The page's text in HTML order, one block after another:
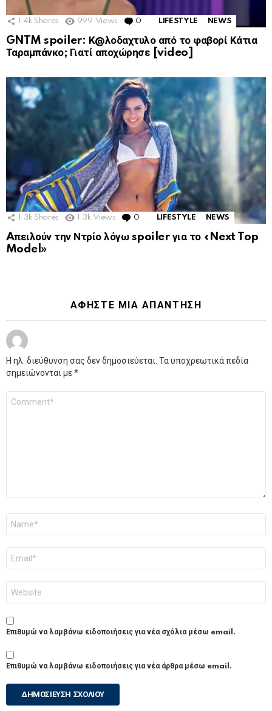
1.4k Shares 999 Views 0 Comments
LIFESTYLE NEWS
GNTM spoiler: Κ@λοδαχτυλο από το φαβορί Κάτια
Ταραμπάνκο; Γιατί αποχώρησε [video]
1.3k Shares 1.3k Views 0 Comments
LIFESTYLE NEWS
Aπειλούν την Ντρίο λόγω spoiler για το «Next Top
Model»
ΑΦΉΣΤΕ ΜΙΑ ΑΠΆΝΤΗΣΗ
Η ηλ. διεύθυνση σας δεν δημοσιεύεται. Τα υποχρεωτικά πεδία
σημειώνονται με*
Επιθυμώ να λαμβάνω ειδοποιήσεις για νέα σχόλια μέσω email.
Επιθυμώ να λαμβάνω ειδοποιήσεις για νέα άρθρα μέσω email.